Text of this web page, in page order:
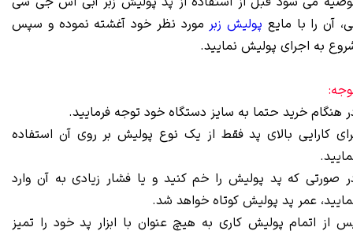
آن را با مایع پولیش زبر مورد نظر خود آغشته نموده و سپس
به اجرای پولیش نمایید.
هنگام خرید حتما به سایز دستگاه خود توجه فرمایید.
کارایی بالای پد فقط از یک نوع پولیش بر روی آن استفاده
صورتی که پد پولیش را خم کنید و یا فشار زیادی به آن وارد
عمر پد پولیش کوتاه خواهد شد.
از اتمام پولیش کاری به هیچ عنوان با ابزار پد خود را تمیز